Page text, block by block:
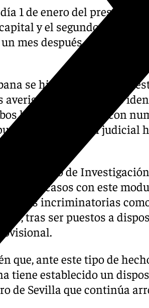
1 de enero del presente,
y el segundo hecho,
mes después sobre un
se hizo cargo de la
averiguaciones se pudo
hechos, un varón con
a disposición judicial
este Grupo de
cuatro casos con este
incriminatorias
tras ser puestos a
que, ante este tipo de
tiene establecido un
de Sevilla que continúa